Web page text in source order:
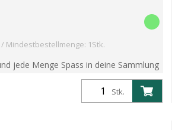
/ Mindestbestellmenge: 1Stk.
jede Menge Spass in deine Sammlung
Crystal Art Buddies Kits! Diese
kombinieren nostalgisc...
Stk.